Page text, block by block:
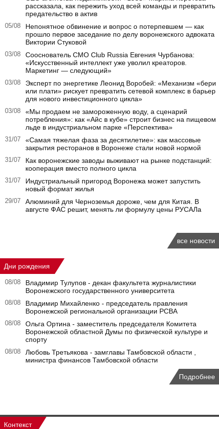
рассказала, как пережить уход всей команды и превратить
предательство в актив
05/08
Непонятное обвинение и вопрос о потерпевшем — как
прошло первое заседание по делу воронежского адвоката
Виктории Стуковой
03/08
Сооснователь CMO Club Russia Евгения Чурбанова:
«Искусственный интеллект уже уволил креаторов.
Маркетинг — следующий»
03/08
Эксперт по энергетике Леонид Воробей: «Механизм «бери
или плати» рискует превратить сетевой комплекс в барьер
для нового инвестиционного цикла»
03/08
«Мы продаем не замороженную воду, а сценарий
потребления»: как «Айс в кубе» строит бизнес на пищевом
льде в индустриальном парке «Перспектива»
31/07
«Самая тяжелая фаза за десятилетие»: как массовые
закрытия ресторанов в Воронеже стали новой нормой
31/07
Как воронежские заводы выживают на рынке подстанций:
кооперация вместо полного цикла
31/07
Индустриальный пригород Воронежа может запустить
новый формат жилья
29/07
Алюминий для Черноземья дороже, чем для Китая. В
августе ФАС решит, менять ли формулу цены РУСАЛа
все новости
Дни рождения
08/08
Владимир Тулупов - декан факультета журналистики
Воронежского государственного университета
08/08
Владимир Михайленко - председатель правления
Воронежской региональной организации РСВА
08/08
Ольга Ортина - заместитель председателя Комитета
Воронежской областной Думы по физической культуре и
спорту
08/08
Любовь Третьякова - замглавы Тамбовской области ,
министра финансов Тамбовской области
Подробнее
Контекст